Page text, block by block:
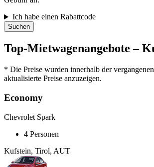
Ich habe einen Rabattcode
Suchen
Top-Mietwagenangebote –
* Die Preise wurden innerhalb der
aktualisierte Preise anzuzeigen.
Economy
Chevrolet Spark
4 Personen
Kufstein, Tirol, AUT